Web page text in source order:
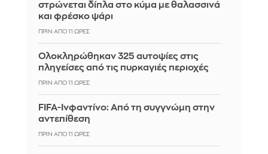
στρώνεται δίπλα στο κύμα με θαλασσινά
και φρέσκο ψάρι
ΠΡΙΝ ΑΠΌ 11 ΏΡΕΣ
Ολοκληρώθηκαν 325 αυτοψίες στις
πληγείσες από τις πυρκαγιές περιοχές
ΠΡΙΝ ΑΠΌ 11 ΏΡΕΣ
FIFA-Ινφαντίνο: Από τη συγγνώμη στην
αντεπίθεση
ΠΡΙΝ ΑΠΌ 11 ΏΡΕΣ